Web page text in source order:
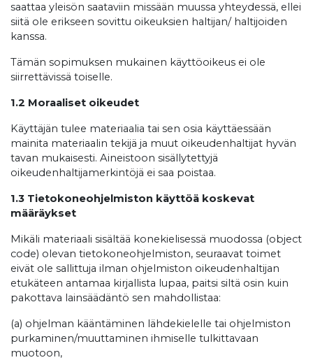
saattaa yleisön saataviin missään muussa yhteydessä, ellei
siitä ole erikseen sovittu oikeuksien haltijan/ haltijoiden
kanssa.
Tämän sopimuksen mukainen käyttöoikeus ei ole
siirrettävissä toiselle.
1.2 Moraaliset oikeudet
Käyttäjän tulee materiaalia tai sen osia käyttäessään
mainita materiaalin tekijä ja muut oikeudenhaltijat hyvän
tavan mukaisesti. Aineistoon sisällytettyjä
oikeudenhaltijamerkintöjä ei saa poistaa.
1.3 Tietokoneohjelmiston käyttöä koskevat
määräykset
Mikäli materiaali sisältää konekielisessä muodossa (object
code) olevan tietokoneohjelmiston, seuraavat toimet
eivät ole sallittuja ilman ohjelmiston oikeudenhaltijan
etukäteen antamaa kirjallista lupaa, paitsi siltä osin kuin
pakottava lainsäädäntö sen mahdollistaa:
(a) ohjelman kääntäminen lähdekielelle tai ohjelmiston
purkaminen/muuttaminen ihmiselle tulkittavaan
muotoon,